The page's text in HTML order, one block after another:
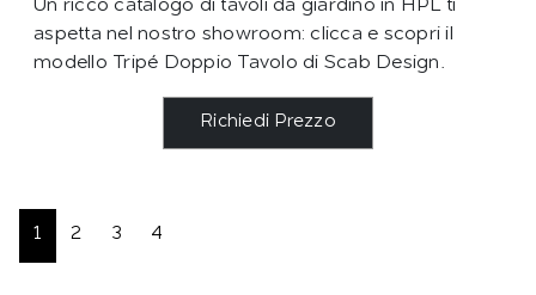
Un ricco catalogo di tavoli da giardino in HPL ti
aspetta nel nostro showroom: clicca e scopri il
modello Tripé Doppio Tavolo di Scab Design.
Richiedi Prezzo
1 2 3 4